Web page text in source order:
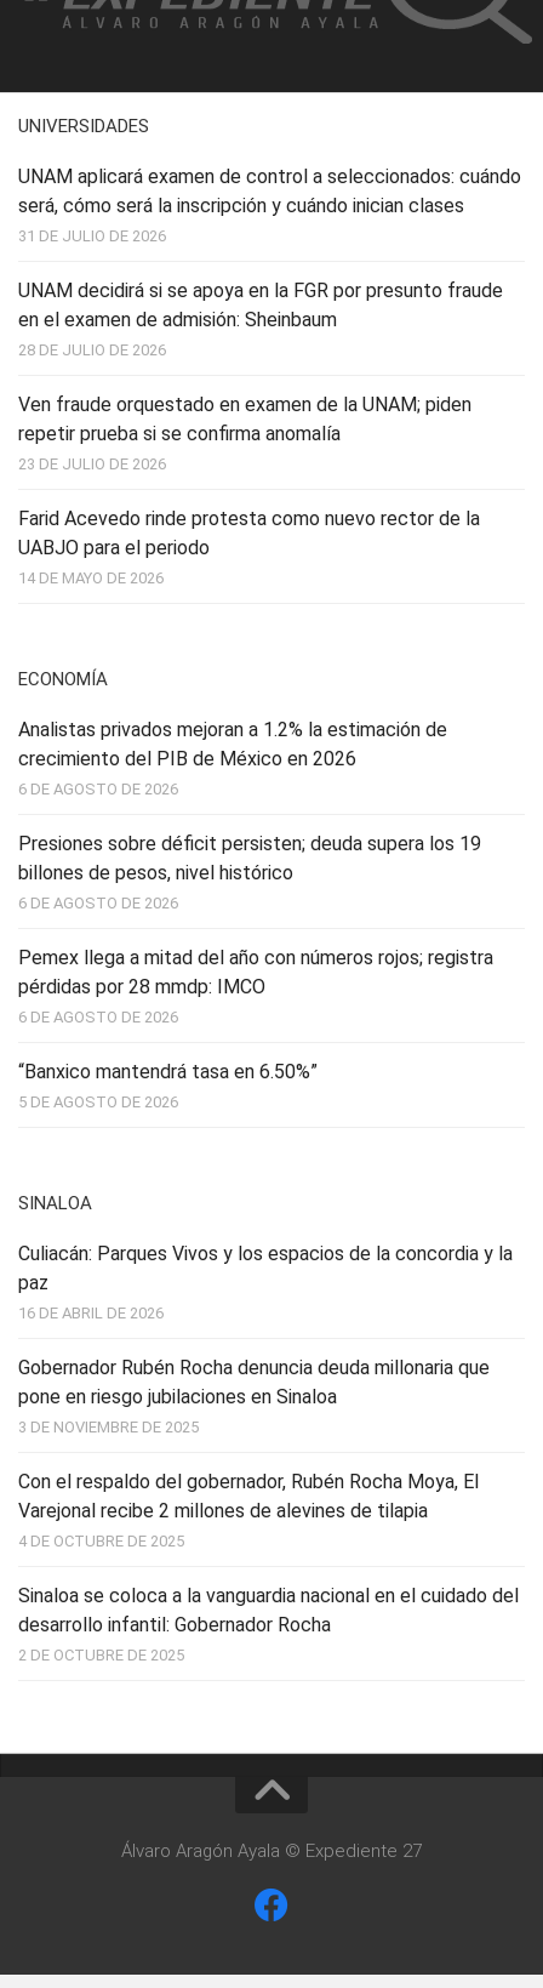
UNIVERSIDADES
UNAM aplicará examen de control a seleccionados: cuándo
será, cómo será la inscripción y cuándo inician clases
31 DE JULIO DE 2026
UNAM decidirá si se apoya en la FGR por presunto fraude
en el examen de admisión: Sheinbaum
28 DE JULIO DE 2026
Ven fraude orquestado en examen de la UNAM; piden
repetir prueba si se confirma anomalía
23 DE JULIO DE 2026
Farid Acevedo rinde protesta como nuevo rector de la
UABJO para el periodo
14 DE MAYO DE 2026
ECONOMÍA
Analistas privados mejoran a 1.2% la estimación de
crecimiento del PIB de México en 2026
6 DE AGOSTO DE 2026
Presiones sobre déficit persisten; deuda supera los 19
billones de pesos, nivel histórico
6 DE AGOSTO DE 2026
Pemex llega a mitad del año con números rojos; registra
pérdidas por 28 mmdp: IMCO
6 DE AGOSTO DE 2026
“Banxico mantendrá tasa en 6.50%”
5 DE AGOSTO DE 2026
SINALOA
Culiacán: Parques Vivos y los espacios de la concordia y la
paz
16 DE ABRIL DE 2026
Gobernador Rubén Rocha denuncia deuda millonaria que
pone en riesgo jubilaciones en Sinaloa
3 DE NOVIEMBRE DE 2025
Con el respaldo del gobernador, Rubén Rocha Moya, El
Varejonal recibe 2 millones de alevines de tilapia
4 DE OCTUBRE DE 2025
Sinaloa se coloca a la vanguardia nacional en el cuidado del
desarrollo infantil: Gobernador Rocha
2 DE OCTUBRE DE 2025
Álvaro Aragón Ayala © Expediente 27